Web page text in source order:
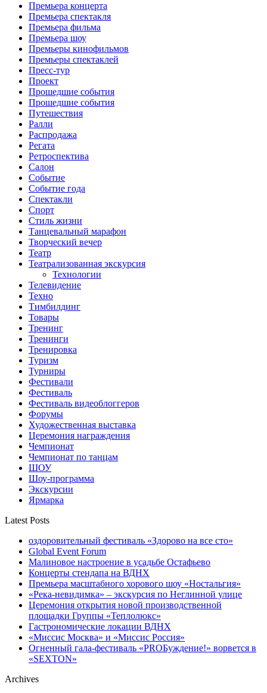
Премьера концерта
Премьера спектакля
Премьера фильма
Премьера шоу
Премьеры кинофильмов
Премьеры спектаклей
Пресс-тур
Проект
Прошедшие события
Прошедшие события
Путешествия
Ралли
Распродажа
Регата
Ретроспектива
Салон
Событие
Событие года
Спектакли
Спорт
Стиль жизни
Танцевальный марафон
Творческий вечер
Театр
Театрализованная экскурсия
Технологии
Телевидение
Техно
Тимбилдинг
Товары
Тренинг
Тренинги
Тренировка
Туризм
Турниры
Фестивали
Фестиваль
Фестиваль видеоблоггеров
Форумы
Художественная выставка
Церемония награждения
Чемпионат
Чемпионат по танцам
ШОУ
Шоу-программа
Экскурсии
Ярмарка
Latest Posts
оздоровительный фестиваль «Здорово на все сто»
Global Event Forum
Малиновое настроение в усадьбе Остафьево
Концерты стендапа на ВДНХ
Премьера масштабного хорового шоу «Ностальгия»
«Река-невидимка» – экскурсия по Неглинной улице
Церемония открытия новой производственной
площадки Группы «Теплолюкс»
Гастрономические локации ВДНХ
«Миссис Москва» и «Миссис Россия»
Огненный гала-фестиваль «PROБуждение!» ворвется в
«SEXTON»
Archives